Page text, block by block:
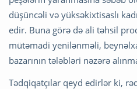
düşüncəli və yüksəkixtisaslı
edir. Buna görə də ali təhsil
mütəmadi yenilənməli,
bazarının tələbləri nəzərə
Tədqiqatçılar qeyd edirlər ki,